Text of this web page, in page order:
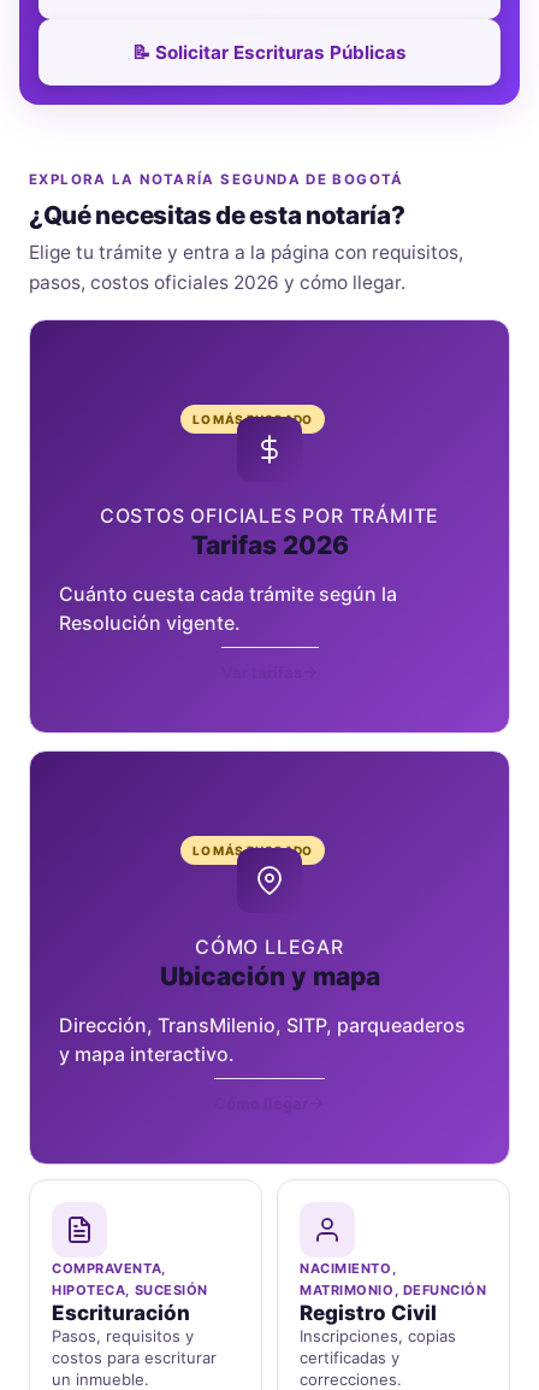
📝 Solicitar Escrituras Públicas
EXPLORA LA NOTARÍA SEGUNDA DE BOGOTÁ
¿Qué necesitas de esta notaría?
Elige tu trámite y entra a la página con requisitos,
pasos, costos oficiales 2026 y cómo llegar.
LO MÁS BUSCADO
COSTOS OFICIALES POR TRÁMITE
Tarifas 2026
Cuánto cuesta cada trámite según la
Resolución vigente.
LO MÁS BUSCADO
CÓMO LLEGAR
Ubicación y mapa
Dirección, TransMilenio, SITP, parqueaderos
y mapa interactivo.
COMPRAVENTA,
HIPOTECA, SUCESIÓN
Escrituración
Pasos, requisitos y
costos para escriturar
un inmueble.
NACIMIENTO,
MATRIMONIO, DEFUNCIÓN
Registro Civil
Inscripciones, copias
certificadas y
correcciones.